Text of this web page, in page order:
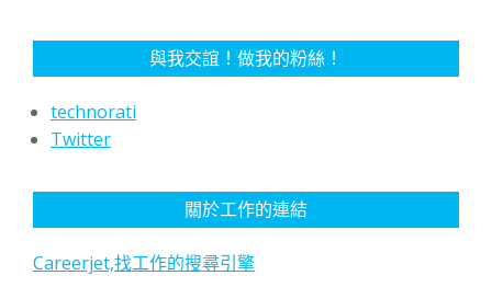
與我交誼！做我的粉絲！
technorati
Twitter
關於工作的連結
Careerjet,找工作的搜尋引擎